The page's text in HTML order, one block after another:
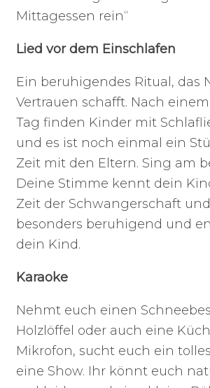
Mittagessen rein“
Lied vor dem Einschlafen
Ein beruhigendes Ritual, das
Vertrauen schafft. Nach
Tag finden Kinder mit
und es ist noch einmal ein
Zeit mit den Eltern. Sing am
Deine Stimme kennt dein
Zeit der Schwangerschaft
besonders beruhigend und
dein Kind.
Karaoke
Nehmt euch einen
Holzlöffel oder auch eine
Mikrofon, sucht euch ein
eine Show. Ihr könnt euch